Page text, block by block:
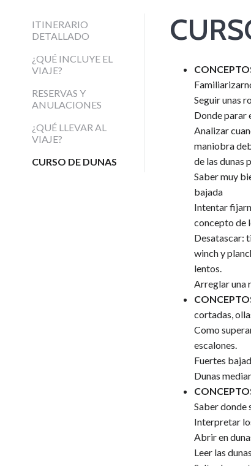
ITINERARIO
DETALLADO
¿QUÉ INCLUYE EL
VIAJE?
RESERVAS Y
ANULACIONES
¿QUÉ LLEVAR AL
VIAJE?
CURSO DE DUNAS
Seguir unas
Donde parar
Analizar
maniobra
de las dunas
Saber muy
bajada
Intentar
concepto de
Desatascar:
winch y
lentos.
Arreglar una
cortadas,
Como
escalones.
Fuertes
Dunas
Saber donde
Interpretar
Abrir en
Leer las